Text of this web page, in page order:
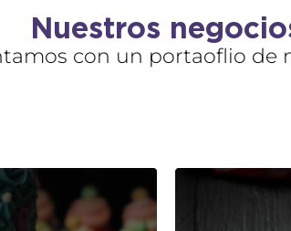
Nuestros
con un portaoflio de